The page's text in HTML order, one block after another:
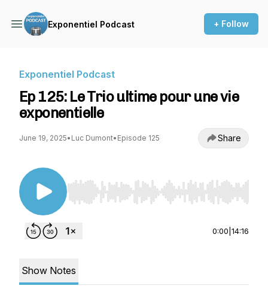
Exponentiel Podcast + Follow
Exponentiel Podcast
Ep 125: Le Trio ultime pour une vie
exponentielle
June 19, 2025• Luc Dumont• Episode 125 Share
Use Left/Right to seek, Home/End to jump to
0:00 14:16
Show Notes